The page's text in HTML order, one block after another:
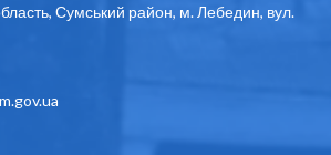
Сумський район, м. Лебедин, вул.